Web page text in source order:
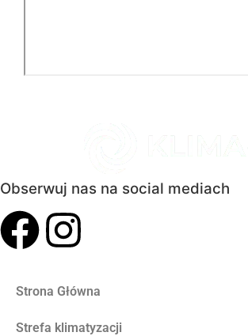
Obserwuj nas na social mediach
Strona Główna
Strefa klimatyzacji